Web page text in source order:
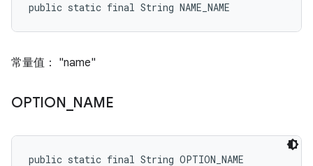
public static final String NAME_NAME
常量值： "name"
OPTION NAME
public static final String OPTION_NAME